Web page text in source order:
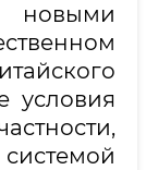
условия